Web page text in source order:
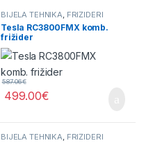
BIJELA TEHNIKA, FRIŽIDERI
Tesla RC3800FMX komb.
frižider
587.06€
499.00€
BIJELA TEHNIKA, FRIŽIDERI